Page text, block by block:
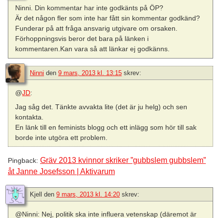
Ninni. Din kommentar har inte godkänts på ÖP?
Är det någon fler som inte har fått sin kommentar godkänd?
Funderar på att fråga ansvarig utgivare om orsaken.
Förhoppningsvis beror det bara på länken i
kommentaren.Kan vara så att länkar ej godkänns.
Ninni den 9 mars, 2013 kl. 13:15 skrev:
@JD:
Jag såg det. Tänkte avvakta lite (det är ju helg) och sen
kontakta.
En länk till en feminists blogg och ett inlägg som hör till sak
borde inte utgöra ett problem.
Pingback: Gräv 2013 kvinnor skriker ”gubbslem gubbslem”
åt Janne Josefsson | Aktivarum
Kjell den 9 mars, 2013 kl. 14:20 skrev:
@Ninni: Nej, politik ska inte influera vetenskap (däremot är